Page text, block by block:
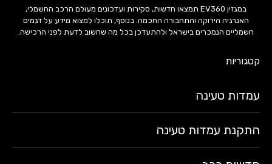
במגזין EV360 תמצאו חדשות, סקירות ועדכונים מעולם הרכב החשמלי,
האנרגיה הירוקה והתחבורה החכמה. בנוסף, תוכלו למצוא מידע על דגמים
חשמליים הנמכרים בישראל ולהתעדכן בכל מה שחשוב לדעת לפני הרכישה.
קטגוריות
עמדות טעינה
התקנת עמדות טעינה